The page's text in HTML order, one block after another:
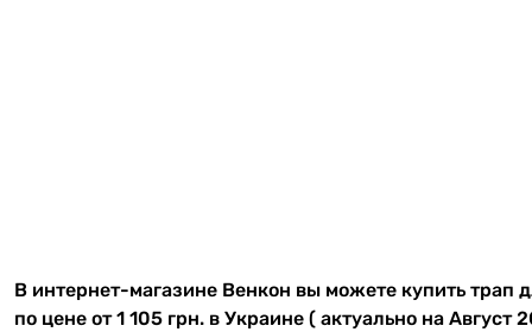
В интернет-магазине Венкон вы можете купить трап
по цене от 1 105 грн. в Украине ( актуально на Август